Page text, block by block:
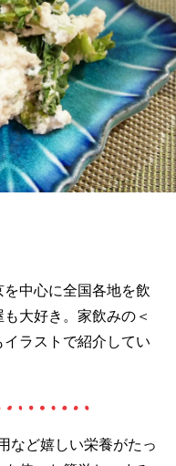
中心に全国各地を飲
大好き。家飲みの＜
ラストで紹介してい
など嬉しい栄養がたっ